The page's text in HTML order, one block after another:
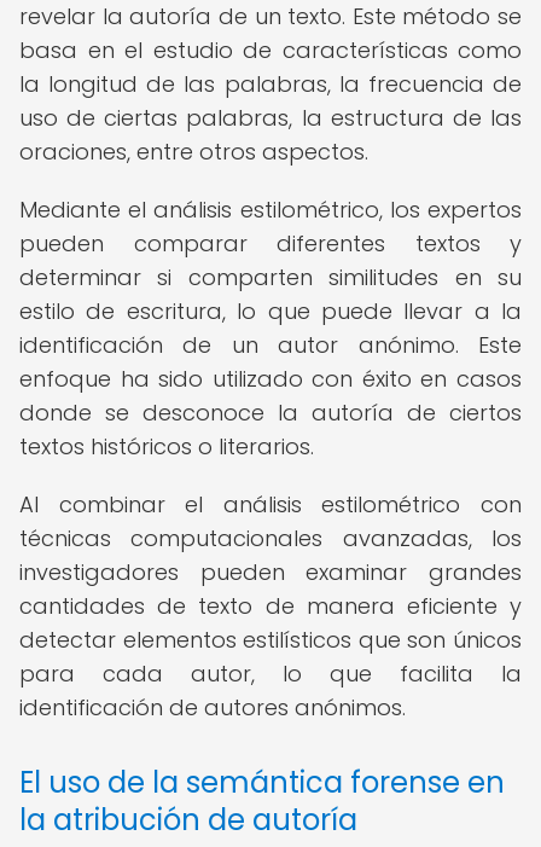
revelar la autoría de un texto. Este método se
basa en el estudio de características como
la longitud de las palabras, la frecuencia de
uso de ciertas palabras, la estructura de las
oraciones, entre otros aspectos.
Mediante el análisis estilométrico, los expertos
pueden comparar diferentes textos y
determinar si comparten similitudes en su
estilo de escritura, lo que puede llevar a la
identificación de un autor anónimo. Este
enfoque ha sido utilizado con éxito en casos
donde se desconoce la autoría de ciertos
textos históricos o literarios.
Al combinar el análisis estilométrico con
técnicas computacionales avanzadas, los
investigadores pueden examinar grandes
cantidades de texto de manera eficiente y
detectar elementos estilísticos que son únicos
para cada autor, lo que facilita la
identificación de autores anónimos.
El uso de la semántica forense en
la atribución de autoría